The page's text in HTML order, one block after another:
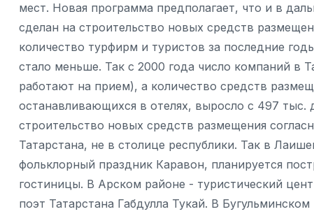
мест. Новая программа предполагает, что и в
сделан на строительство новых средств
количество турфирм и туристов за последние
стало меньше. Так с 2000 года число компаний в
работают на прием), а количество средств
останавливающихся в отелях, выросло с 497 тыс.
строительство новых средств размещения
Татарстана, не в столице республики. Так в
фольклорный праздник Каравон, планируется
гостиницы. В Арском районе - туристический
поэт Татарстана Габдулла Тукай. В